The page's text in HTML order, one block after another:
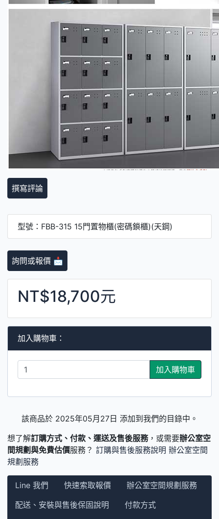
撰寫評論
型號：FBB-315 15門置物櫃(密碼鎖櫃)(天鋼)
詢問或報價 📩
NT$18,700元
加入購物車：
加入購物車
該商品於 2025年05月27日 添加到我們的目錄中。
想了解訂購方式、付款、運送及售後服務，或需要辦公室空
間規劃與免費估價服務？ 訂購與售後服務說明 辦公室空間
規劃服務
Line 我們 快速索取報價
辦公室空間規劃服務
配送、安裝與售後保固說明
付款方式